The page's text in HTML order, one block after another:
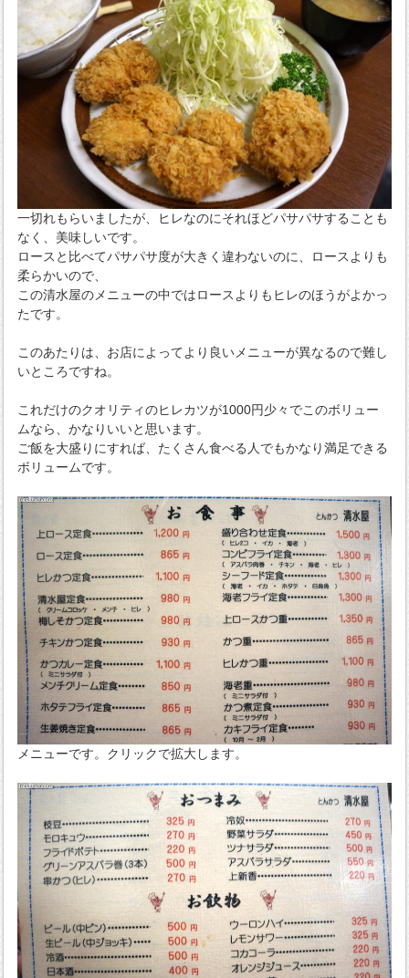
一切れもらいましたが、ヒレなのにそれほどパサパサすることも
なく、美味しいです。
ロースと比べてパサパサ度が大きく違わないのに、ロースよりも
柔らかいので、
この清水屋のメニューの中ではロースよりもヒレのほうがよかっ
たです。
このあたりは、お店によってより良いメニューが異なるので難し
いところですね。
これだけのクオリティのヒレカツが1000円少々でこのボリュー
ムなら、かなりいいと思います。
ご飯を大盛りにすれば、たくさん食べる人でもかなり満足できる
ボリュームです。
メニューです。クリックで拡大します。